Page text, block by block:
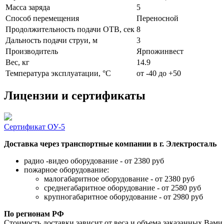
Масса заряда
5
Способ перемещения
Переносной
Продолжительность подачи ОТВ, сек 8
Дальность подачи струи, м
3
Производитель
Ярпожинвест
Вес, кг
14.9
Температура эксплуатации, °C
от -40 до +50
Лицензии и сертификаты
Сертификат ОУ-5
Доставка через транспортные компании в г. Электросталь
радио -видео оборудование - от 2380 руб
пожарное оборудование:
малогабаритное оборудование - от 2380 руб
среднегабаритное оборудование - от 2580 руб
крупногабаритное оборудование - от 2980 руб
По регионам РФ